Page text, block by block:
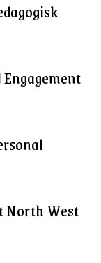
North West